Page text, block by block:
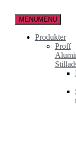
indholdet
MENUMENU
Produkter
Proff